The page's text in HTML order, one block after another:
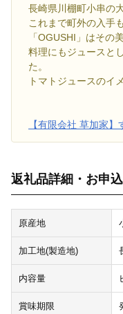
長崎県川棚町小串の
これまで町外の入手
「OGUSHI」はその
料理にもジュースと
た。
トマトジュースのイ
【有限会社 草加家
返礼品詳細・お申
原産地
加工地(製造地)
内容量
賞味期限